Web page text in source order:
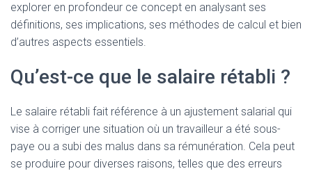
explorer en profondeur ce concept en analysant ses
définitions, ses implications, ses méthodes de calcul et bien
d’autres aspects essentiels.
Qu’est-ce que le salaire rétabli ?
Le salaire rétabli fait référence à un ajustement salarial qui
vise à corriger une situation où un travailleur a été sous-
paye ou a subi des malus dans sa rémunération. Cela peut
se produire pour diverses raisons, telles que des erreurs